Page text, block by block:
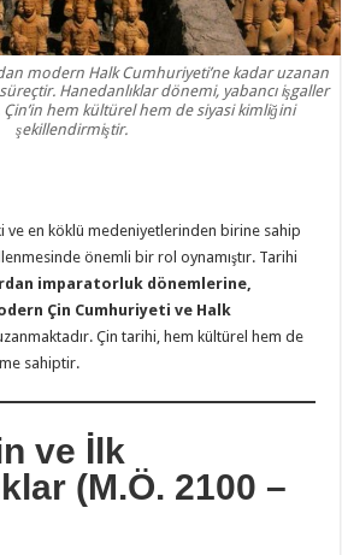
modern Halk Cumhuriyeti’ne kadar uzanan
Hanedanlıklar dönemi, yabancı işgaller
hem kültürel hem de siyasi kimliğini
şekillendirmiştir.
ve en köklü medeniyetlerinden birine sahip
önemli bir rol oynamıştır. Tarihi
imparatorluk dönemlerine,
Çin Cumhuriyeti ve Halk
Çin tarihi, hem kültürel hem de
sahiptir.
ve İlk
(M.Ö. 2100 –